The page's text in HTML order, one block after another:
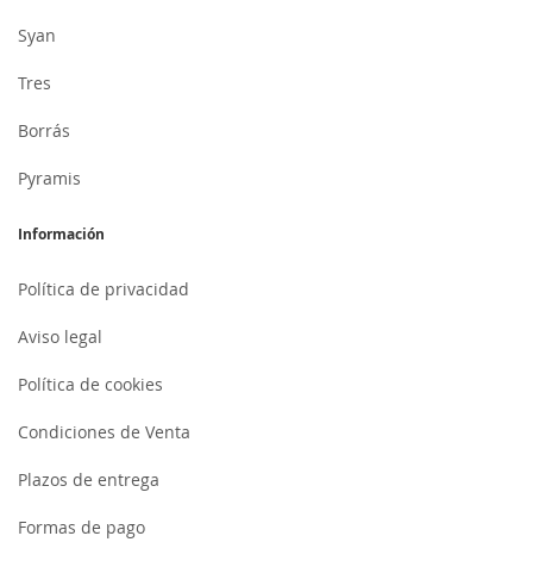
Syan
Tres
Borrás
Pyramis
Información
Política de privacidad
Aviso legal
Política de cookies
Condiciones de Venta
Plazos de entrega
Formas de pago